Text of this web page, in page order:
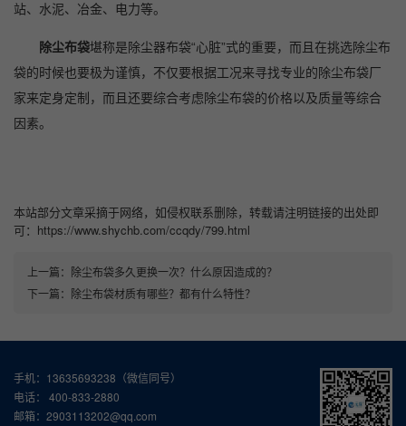
站、水泥、冶金、电力等。
除尘布袋堪称是除尘器布袋“心脏”式的重要，而且在挑选除尘布
袋的时候也要极为谨慎，不仅要根据工况来寻找专业的除尘布袋厂
家来定身定制，而且还要综合考虑除尘布袋的价格以及质量等综合
因素。
本站部分文章采摘于网络，如侵权联系删除，转载请注明链接的出处即
可：https://www.shychb.com/ccqdy/799.html
上一篇： 除尘布袋多久更换一次？什么原因造成的？
下一篇： 除尘布袋材质有哪些？都有什么特性？
手机：13635693238（微信同号）
电话： 400-833-2880
邮箱：2903113202@qq.com